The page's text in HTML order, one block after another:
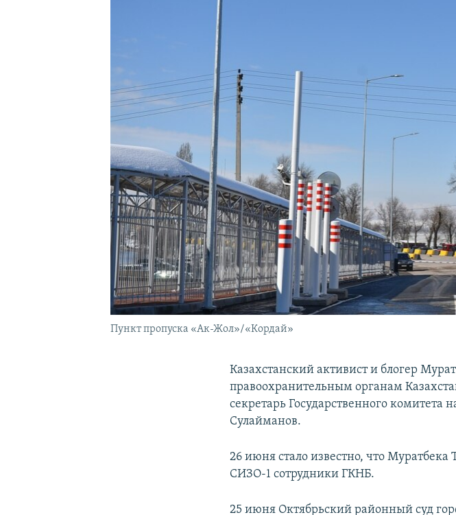
Пункт пропуска «Ак-Жол»/«Кордай»
Казахстанский активист и блогер
правоохранительным органам
секретарь Государственного комитета
Сулайманов.
26 июня стало известно, что
СИЗО-1 сотрудники ГКНБ.
25 июня Октябрьский районный суд